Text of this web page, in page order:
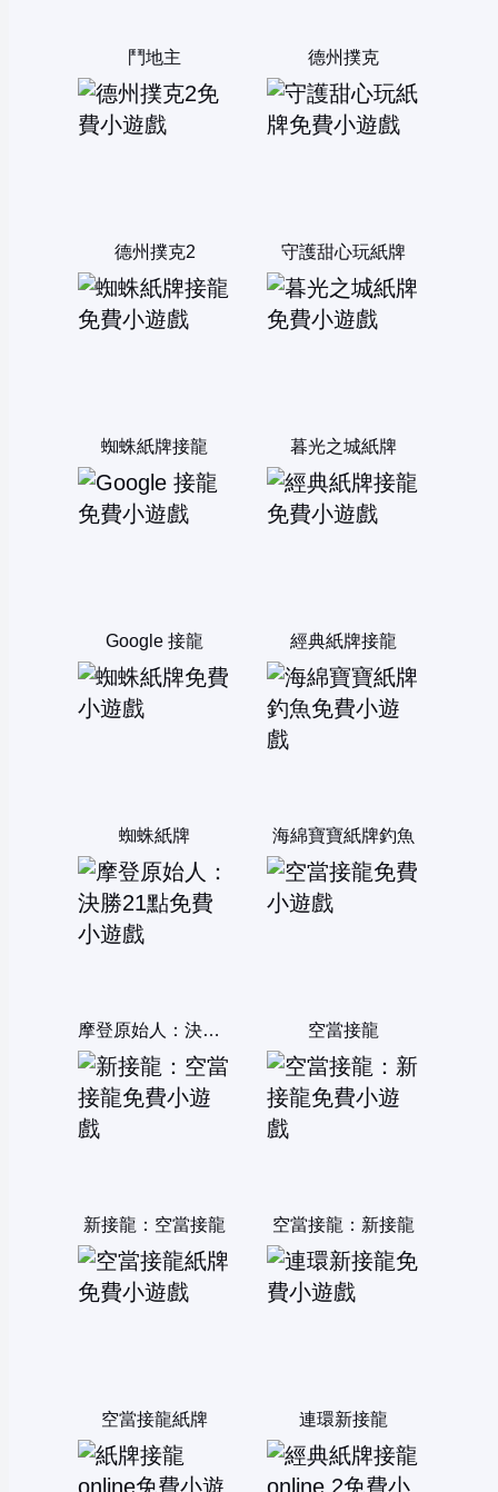
鬥地主 德州撲克
德州撲克2 守護甜心玩紙牌
蜘蛛紙牌接龍 暮光之城紙牌
Google 接龍 經典紙牌接龍
蜘蛛紙牌 海綿寶寶紙牌釣魚
摩登原始人：決勝21點 空當接龍
新接龍：空當接龍 空當接龍：新接龍
空當接龍紙牌 連環新接龍